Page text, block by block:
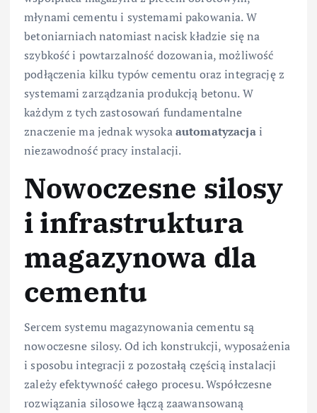
młynami cementu i systemami pakowania. W
betoniarniach natomiast nacisk kładzie się na
szybkość i powtarzalność dozowania, możliwość
podłączenia kilku typów cementu oraz integrację z
systemami zarządzania produkcją betonu. W
każdym z tych zastosowań fundamentalne
znaczenie ma jednak wysokaautomatyzacjai
niezawodność pracy instalacji.
Nowoczesne silosy
i infrastruktura
magazynowa dla
cementu
Sercem systemu magazynowania cementu są
nowoczesne silosy. Od ich konstrukcji, wyposażenia
i sposobu integracji z pozostałą częścią instalacji
zależy efektywność całego procesu. Współczesne
rozwiązania silosowe łączą zaawansowaną